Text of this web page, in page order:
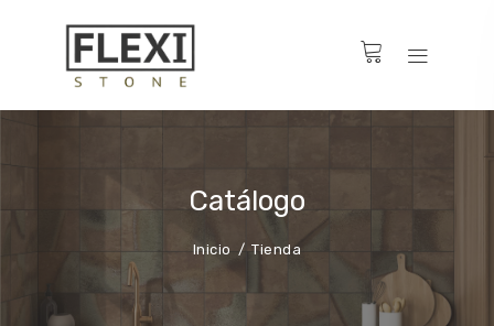
Catálogo
Inicio Tienda